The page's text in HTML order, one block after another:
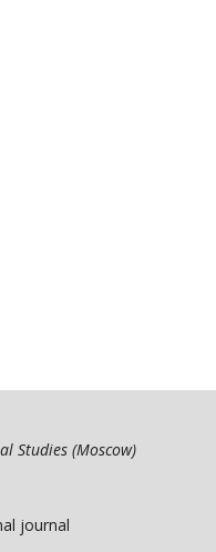
Studies (Moscow)
journal